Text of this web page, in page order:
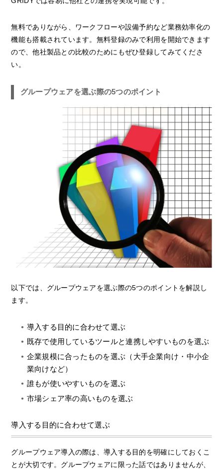
無料でありながら、ワークフローや設備予約など業務効率化の
機能も搭載されています。無料登録のみで利用を開始できます
ので、他社製品との比較のためにもぜひ登録してみてくださ
い。
グループウェアを選ぶ際の5つのポイント
以下では、グループウェアを選ぶ際の5つのポイントを解説し
ます。
導入する目的に合わせて選ぶ
既存で使用しているツールと連携しやすいものを選ぶ
企業規模に合ったものを選ぶ（大手企業向け・中小企
業向けなど）
誰もが使いやすいものを選ぶ
市場シェア率の高いものを選ぶ
導入する目的に合わせて選ぶ
グループウェア導入の際は、導入する目的を明確にしておくこ
とが大切です。グループウェアに限った話ではありませんが、